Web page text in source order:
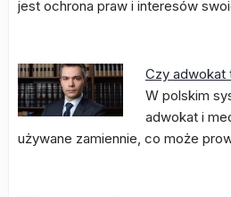
jest ochrona praw i interesów
Czy adwokat
W polskim
adwokat i
używane zamiennie, co może